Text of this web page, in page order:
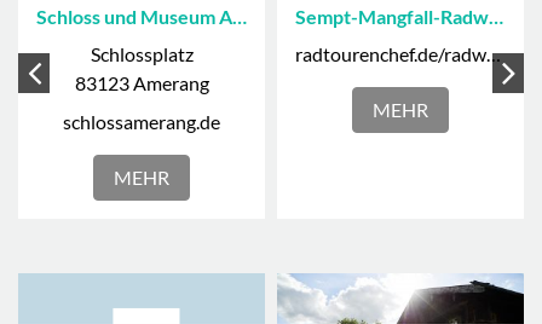
Schloss und Museum Amerang
Schlossplatz
83123 Amerang
schlossamerang.de
MEHR
Sempt-Mangfall-Radweg
radtourenchef.de/radwege/sempt-mangfall-radweg
MEHR